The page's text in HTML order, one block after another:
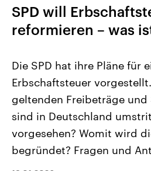
Landtagswahl Sachsen-Anhalt
2026
Alle Informationen
Sachsen-Anhalt wählt am 6.
September 2026 einen neuen
Bundesland von einer Koalition aus
SPD will
reformieren – was
Die SPD hat ihre Pläne für
Erbschaftsteuer
geltenden Freibeträge
sind in Deutschland
vorgesehen? Womit wird
begründet? Fragen und